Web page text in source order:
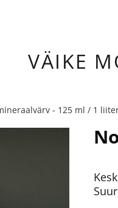
- 125 ml / 1